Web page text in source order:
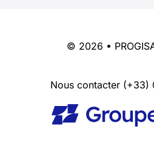
© 2026 •
Nous contacter (+33)